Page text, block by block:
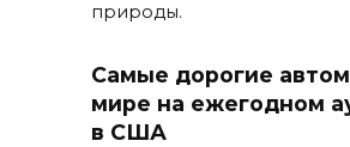
природы.
Самые дорогие
мире на ежегодном
в США